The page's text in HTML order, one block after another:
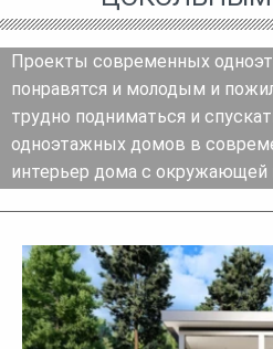
Проекты современных
понравятся и молодым и
трудно подниматься и
одноэтажных домов в
интерьер дома с окружающей
Современные дома
индивидуальных
жизни и учитывают мировой
одноэтажных домов. Для